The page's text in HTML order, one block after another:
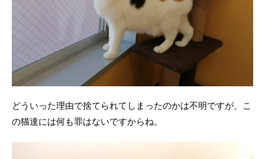
どういった理由で捨てられてしまったのかは不明ですが、こ
の猫達には何も罪はないですからね。